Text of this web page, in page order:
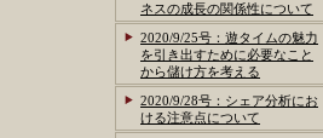
ネスの成長の関係性について
2020/9/25号：遊タイムの魅力
を引き出すために必要なこと
から儲け方を考える
2020/9/28号：シェア分析にお
ける注意点について